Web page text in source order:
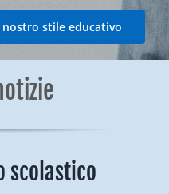
stile educativo
scolastico